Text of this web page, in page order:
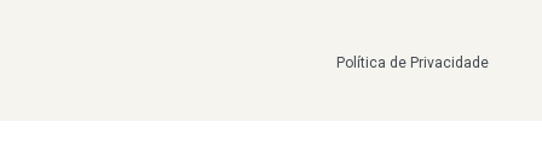
Política de Privacidade